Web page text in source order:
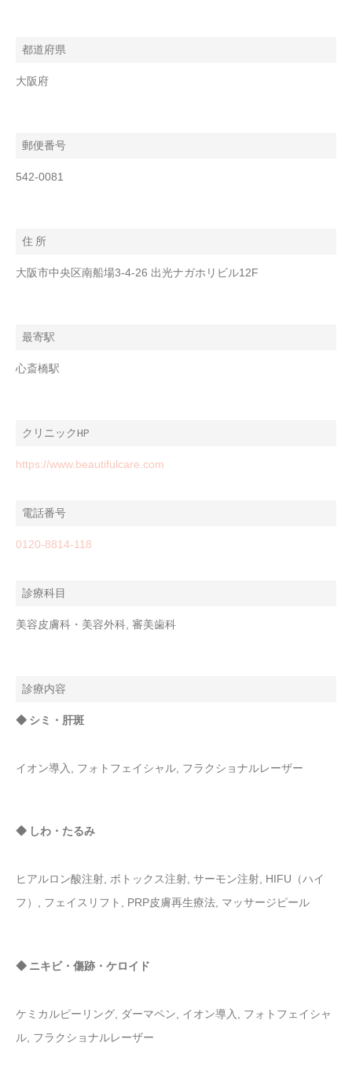
都道府県
大阪府
郵便番号
542-0081
住 所
大阪市中央区南船場3-4-26 出光ナガホリビル12F
最寄駅
心斎橋駅
クリニックHP
https://www.beautifulcare.com
電話番号
0120-8814-118
診療科目
美容皮膚科・美容外科, 審美歯科
診療内容
◆ シミ・肝斑
イオン導入, フォトフェイシャル, フラクショナルレーザー
◆ しわ・たるみ
ヒアルロン酸注射, ボトックス注射, サーモン注射, HIFU（ハイ
フ）, フェイスリフト, PRP皮膚再生療法, マッサージピール
◆ ニキビ・傷跡・ケロイド
ケミカルピーリング, ダーマペン, イオン導入, フォトフェイシャ
ル, フラクショナルレーザー